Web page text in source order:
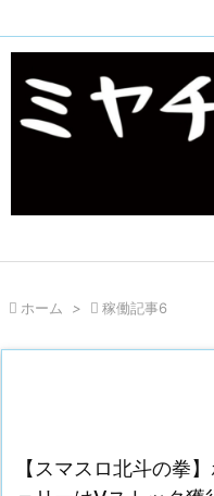
 ホーム >  稼働記事6
【スマスロ北斗の拳